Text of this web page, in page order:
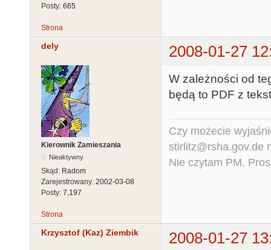
Posty: 665
Strona
dely 2008-01-27
Kierownik Zamieszania
Nieaktywny
Skąd: Radom
Zarejestrowany: 2002-03-08
Posty: 7,197
W zależności od
będą to PDF z
Czy możecie
stirlitz@rsha.gov.de
Nie czytam PM.
Strona
Krzysztof (Kaz) Ziembik 2008-01-27